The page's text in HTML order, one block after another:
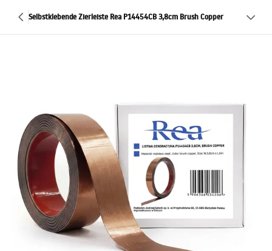
Selbstklebende Zierleiste Rea P14454CB 3,8cm Brush Copper